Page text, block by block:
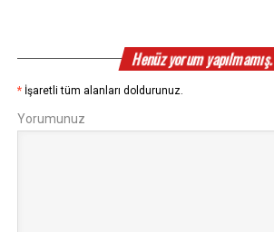
Henüz yorum yapılmamış.
* İşaretli tüm alanları doldurunuz.
Yorumunuz